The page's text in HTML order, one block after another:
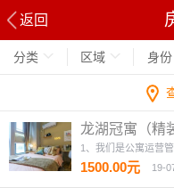
返回
分类 区域 身份
龙湖冠寓（精
商圈对面）4
1、我们是公寓运营
1500.00元 19-